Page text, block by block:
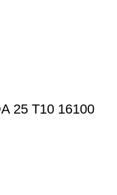
25 T10 16100